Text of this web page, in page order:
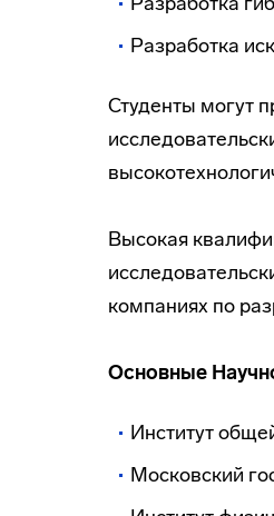
Разработка
Студенты могут
Высокая
компаниях по
Основные
Институт
Московский